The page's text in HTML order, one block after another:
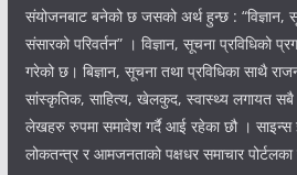
संयोजनबाट बनेको छ जसको अर्थ हुन्छ : “विज्ञान,
संसारको परिवर्तन” । विज्ञान, सूचना प्रविधिको
गरेको छ। बिज्ञान, सूचना तथा प्रविधिका साथै
सांस्कृतिक, साहित्य, खेलकुद, स्वास्थ्य लगायत सबै
लेखहरु रुपमा समावेश गर्दै आई रहेका छौ । साइन्स
लोकतन्त्र र आमजनताको पक्षधर समाचार